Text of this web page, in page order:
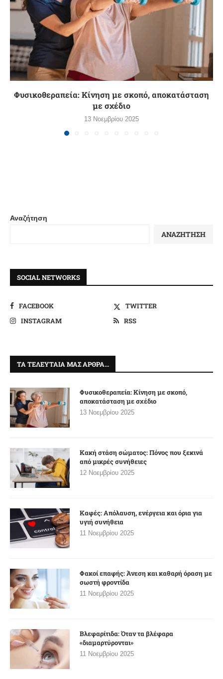
Φυσικοθεραπεία: Κίνηση με σκοπό, αποκατάσταση
με σχέδιο
13 Νοεμβρίου 2025
Αναζήτηση
ΑΝΑΖΉΤΗΣΗ
SOCIAL NETWORKS
FACEBOOK
TWITTER
INSTAGRAM
RSS
ΤΑ ΤΕΛΕΥΤΑΊΑ ΜΑΣ ΆΡΘΡΑ…
Φυσικοθεραπεία: Κίνηση με σκοπό,
αποκατάσταση με σχέδιο
13 Νοεμβρίου 2025
Κακή στάση σώματος: Πόνος που ξεκινά
από μικρές συνήθειες
12 Νοεμβρίου 2025
Καφές: Απόλαυση, ενέργεια και όρια για
υγιή συνήθεια
11 Νοεμβρίου 2025
Φακοί επαφής: Άνεση και καθαρή όραση με
σωστή φροντίδα
11 Νοεμβρίου 2025
Βλεφαρίτιδα: Όταν τα βλέφαρα
«διαμαρτύρονται»
11 Νοεμβρίου 2025